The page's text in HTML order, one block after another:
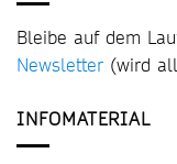
Bleibe auf dem
Newsletter (wird
INFOMATERIAL